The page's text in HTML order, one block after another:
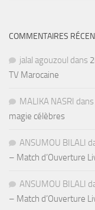
COMMENTAIRES
jalal agouzoul dans
TV Marocaine
MALIKA NASRI dans
magie célèbres
ANSUMOU BILALI
– Match d’Ouverture
ANSUMOU BILALI
– Match d’Ouverture